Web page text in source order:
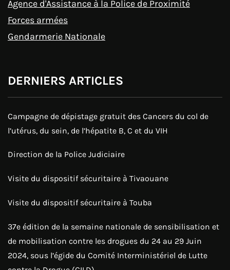
Agence d'Assistance à la Police de Proximité
Forces armées
Gendarmerie Nationale
DERNIERS ARTICLES
Campagne de dépistage gratuit des Cancers du col de
l’utérus, du sein, de l’hépatite B, C et du VIH
Direction de la Police Judiciaire
Visite du dispositif sécuritaire à Tivaouane
Visite du dispositif sécuritaire à Touba
37e édition de la semaine nationale de sensibilisation et
de mobilisation contre les drogues du 24 au 29 Juin
2024, sous l’égide du Comité Interministériel de Lutte